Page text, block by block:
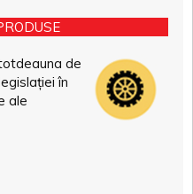
de
în
ale